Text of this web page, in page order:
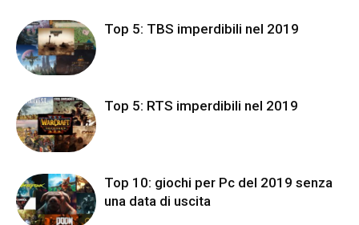
Top 5: TBS imperdibili nel 2019
Top 5: RTS imperdibili nel 2019
Top 10: giochi per Pc del 2019 senza
una data di uscita